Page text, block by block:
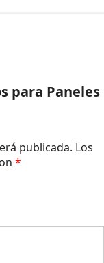
para Paneles
publicada. Los
*